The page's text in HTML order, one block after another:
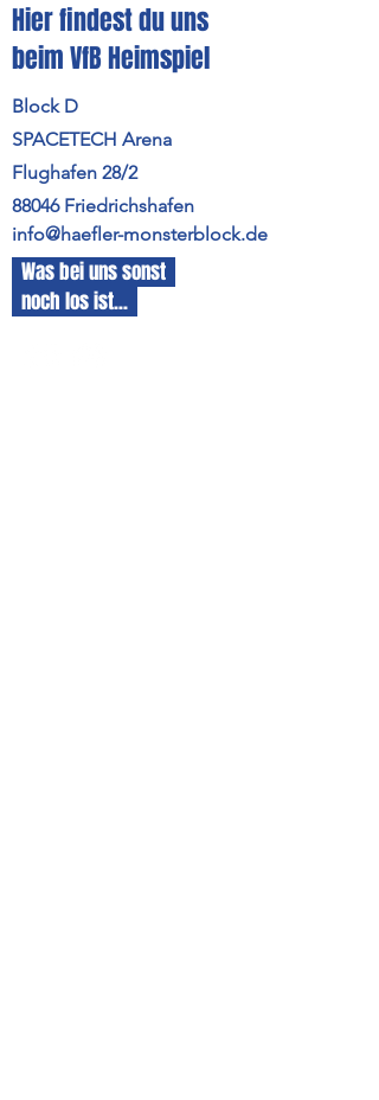
Hier findest du uns
beim VfB Heimspiel
Block D
SPACETECH Arena
Flughafen 28/2
88046 Friedrichshafen
info@haefler-monsterblock.de
Was bei uns sonst
noch los ist...